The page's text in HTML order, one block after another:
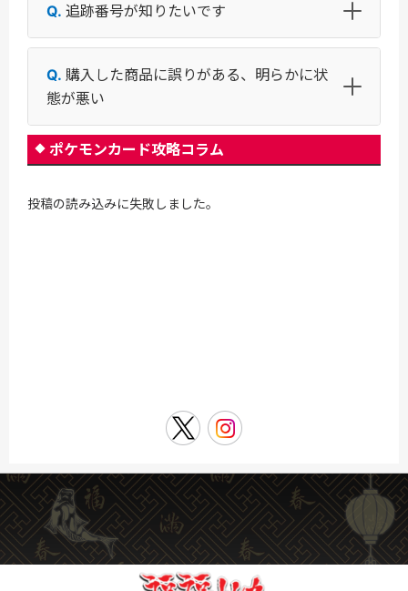
追跡番号が知りたいです
購入した商品に誤りがある、明らかに状
態が悪い
ポケモンカード攻略コラム
投稿の読み込みに失敗しました。